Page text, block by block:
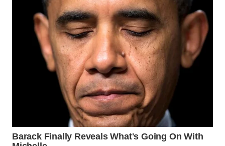
WAHANA
ADVOKAT